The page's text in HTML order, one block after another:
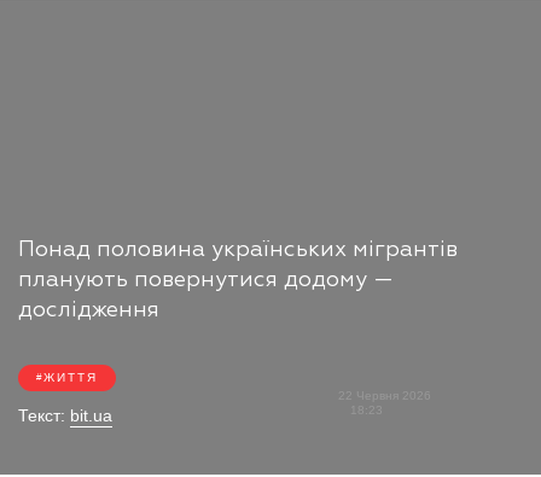
Понад половина українських мігрантів
планують повернутися додому —
дослідження
ЖИТТЯ
Текст: bit.ua